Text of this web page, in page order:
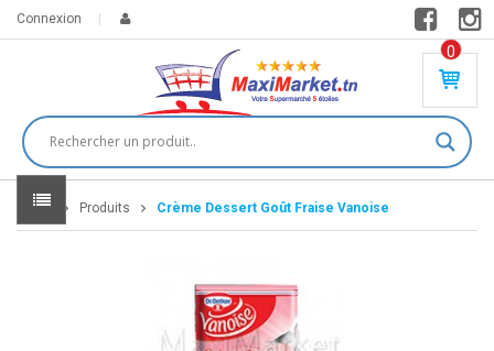
Connexion
0
PR
DU
IT(
S)
Home Produits Crème Dessert Goût Fraise Vanoise